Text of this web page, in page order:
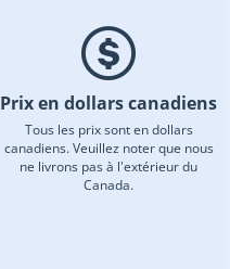
Prix en dollars canadiens
Tous les prix sont en dollars
canadiens. Veuillez noter que nous
ne livrons pas à l'extérieur du
Canada.